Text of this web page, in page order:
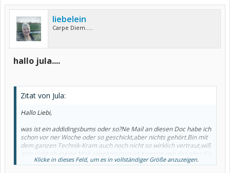
liebelein
Carpe Diem.....
hallo jula....
Zitat von Jula:
Hallo Liebi,
was ist ein addidingsbums oder so?Ne Mail an diesen Doc habe ich
schon vor ner Woche oder so geschickt,aber nichts gehört.Bin mit
dem ganzen Technik-Kram auch noch nicht so wirklich vertraut,wiß
also nicht,ob meine Mail angekommen ist.Kannste mir das alles für
Doofe nochmal in Deutsch erklären??
Klicke in dieses Feld, um es in vollständiger Größe anzuzeigen.